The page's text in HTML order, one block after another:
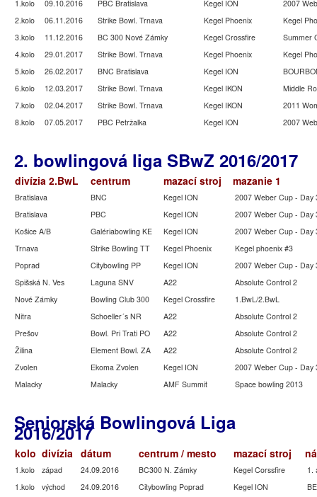
1.kolo 09.10.2016 PBC Bratislava Kegel ION
2007
2.kolo
06.11.2016 Strike Bowl. Trnava Kegel Phoenix
Kegel
3.kolo
11.12.2016 BC 300 Nové Zámky Kegel Crossfire
Summer
4.kolo
29.01.2017 Strike Bowl. Trnava Kegel Phoenix
Kegel
5.kolo
26.02.2017 BNC Bratislava Kegel ION
6.kolo
12.03.2017 Strike Bowl. Trnava Kegel IKON
Middle
7.kolo
02.04.2017 Strike Bowl. Trnava Kegel IKON
2011
8.kolo
07.05.2017 PBC Petržalka Kegel ION 2007
2. bowlingová liga SBwZ 2016/2017
divízia 2.BwL centrum mazací stroj mazanie 1
Bratislava BNC Kegel ION
2007 Weber Cup - Day
Bratislava
PBC Kegel ION
2007 Weber Cup - Day
Košice A/B
Galériabowling KE Kegel ION
2007 Weber Cup - Day
Trnava
Strike Bowling TT Kegel Phoenix
Kegel phoenix #3
Poprad
Citybowling PP Kegel ION
2007 Weber Cup - Day
Spišská N. Ves
Laguna SNV A22
Absolute Control 2
Nové Zámky
Bowling Club 300 Kegel Crossfire
1.BwL/2.BwL
Nitra
Schoeller´s NR A22
Absolute Control 2
Prešov
Bowl. Pri Trati PO A22
Absolute Control 2
Žilina
Element Bowl. ZA A22
Absolute Control 2
Zvolen
Ekoma Zvolen Kegel ION
2007 Weber Cup - Day
Malacky
Malacky AMF Summit Space bowling 2013
Seniorská Bowlingová Liga
2016/2017
kolo divízia dátum centrum / mesto mazací stroj
1.kolo západ 24.09.2016 BC300 N. Zámky Kegel Corssfire
1.
1.kolo
východ 24.09.2016 Citybowling Poprad Kegel ION